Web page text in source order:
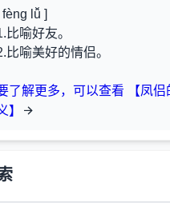
fèng lǚ ]
比喻好友。
比喻美好的情侣。
了解更多，可以查看 【凤侣
】